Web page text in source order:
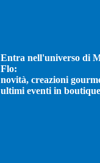
Entra nell'universo di
Flo:
novità, creazioni
ultimi eventi in